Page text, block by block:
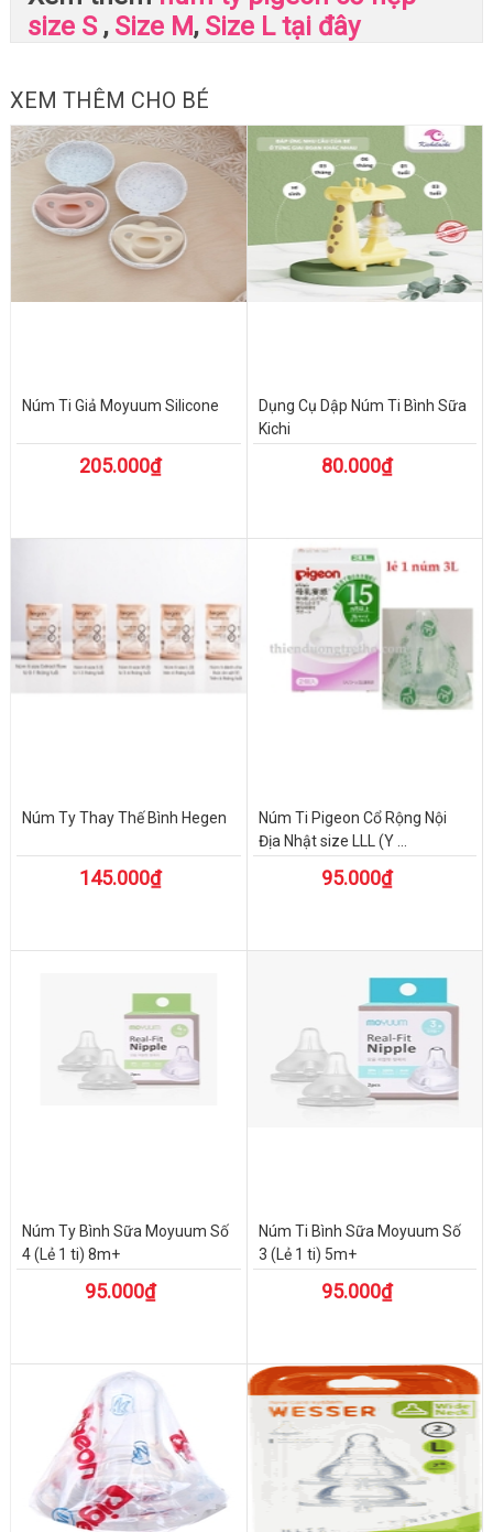
size S, Size M, Size L tại đây
XEM THÊM CHO BÉ
Núm Ti Giả Moyuum Silicone
205.000₫
Dụng Cụ Dập Núm Ti Bình Sữa
Kichi
80.000₫
Núm Ty Thay Thế Bình Hegen
145.000₫
Núm Ti Pigeon Cổ Rộng Nội
Địa Nhật size LLL (Y ...
95.000₫
Núm Ty Bình Sữa Moyuum Số
4 (Lẻ 1 ti) 8m+
95.000₫
Núm Ti Bình Sữa Moyuum Số
3 (Lẻ 1 ti) 5m+
95.000₫